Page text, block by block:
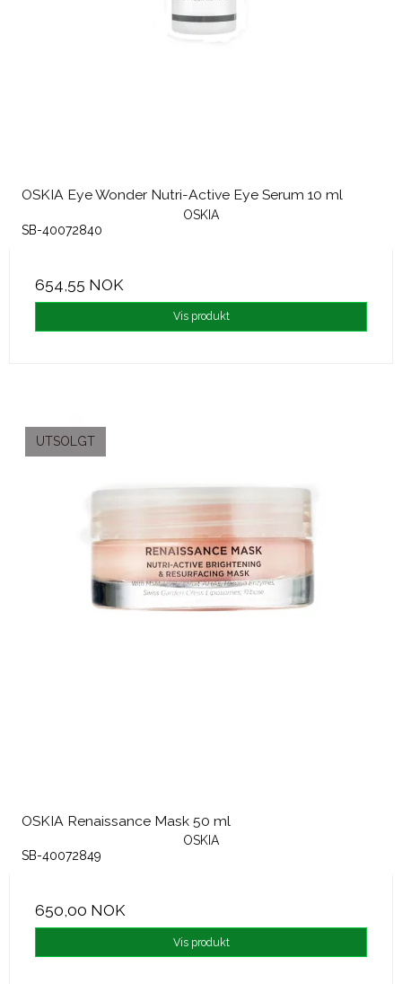
OSKIA Eye Wonder Nutri-Active Eye Serum 10 ml
OSKIA
SB-40072840
654,55 NOK
Vis produkt
UTSOLGT
OSKIA Renaissance Mask 50 ml
OSKIA
SB-40072849
650,00 NOK
Vis produkt